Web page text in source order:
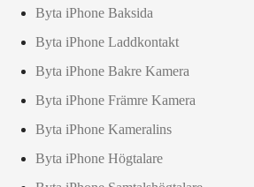
Byta iPhone Baksida
Byta iPhone Laddkontakt
Byta iPhone Bakre Kamera
Byta iPhone Främre Kamera
Byta iPhone Kameralins
Byta iPhone Högtalare